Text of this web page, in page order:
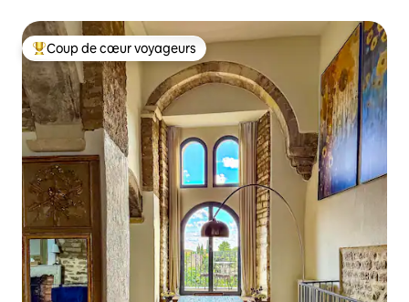
Coups de cœur voyageurs les plus appréciés
Coup de cœur voyageurs